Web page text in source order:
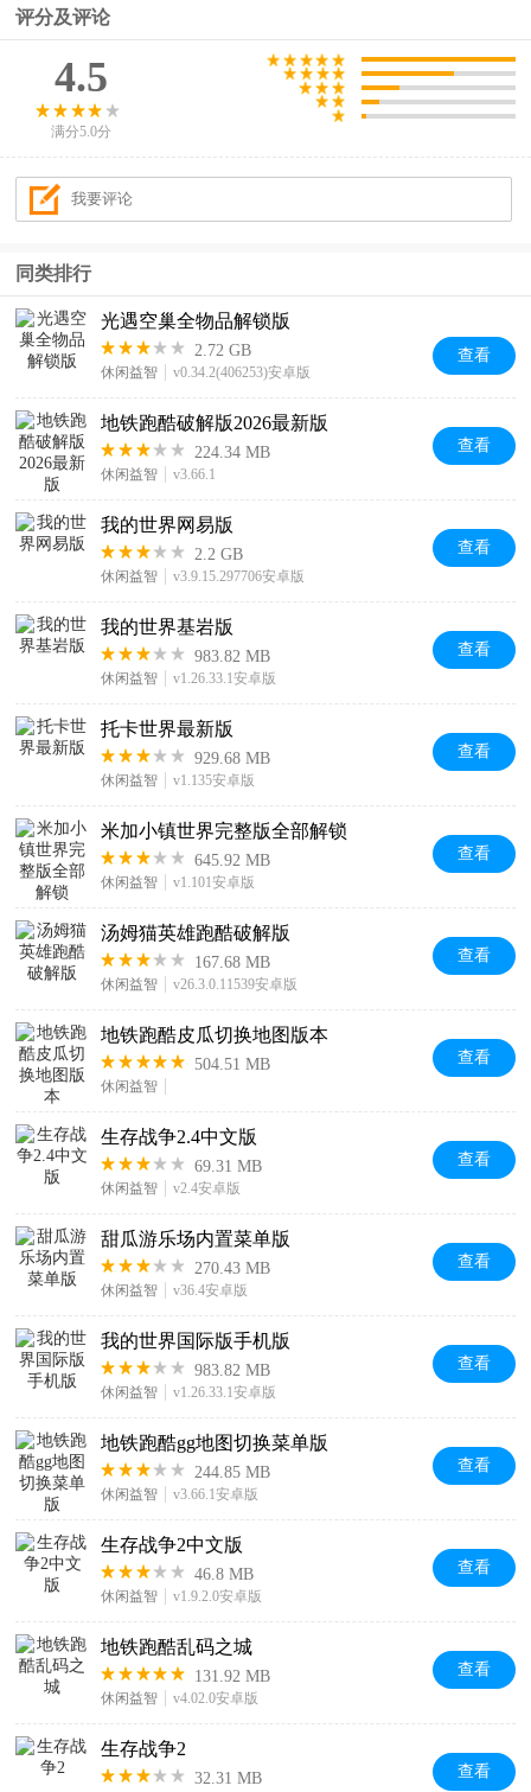
评分及评论
4.5
满分5.0分
同类排行
光遇空巢全物品解锁版
2.72 GB
休闲益智 v0.34.2(406253)安卓版
查看
地铁跑酷破解版2026最新版
224.34 MB
休闲益智 v3.66.1
查看
我的世界网易版
2.2 GB
休闲益智 v3.9.15.297706安卓版
查看
我的世界基岩版
983.82 MB
休闲益智 v1.26.33.1安卓版
查看
托卡世界最新版
929.68 MB
休闲益智 v1.135安卓版
查看
米加小镇世界完整版全部解锁
645.92 MB
休闲益智 v1.101安卓版
查看
汤姆猫英雄跑酷破解版
167.68 MB
休闲益智 v26.3.0.11539安卓版
查看
地铁跑酷皮瓜切换地图版本
504.51 MB
休闲益智
查看
生存战争2.4中文版
69.31 MB
休闲益智 v2.4安卓版
查看
甜瓜游乐场内置菜单版
270.43 MB
休闲益智 v36.4安卓版
查看
我的世界国际版手机版
983.82 MB
休闲益智 v1.26.33.1安卓版
查看
地铁跑酷gg地图切换菜单版
244.85 MB
休闲益智 v3.66.1安卓版
查看
生存战争2中文版
46.8 MB
休闲益智 v1.9.2.0安卓版
查看
地铁跑酷乱码之城
131.92 MB
休闲益智 v4.02.0安卓版
查看
生存战争2
32.31 MB 查看